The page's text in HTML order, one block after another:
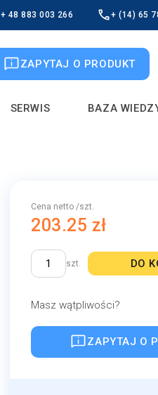
+ 48 883 003 266 + (14) 65
ZAPYTAJ O PRODUKT
SERWIS BAZA
Cena netto /szt.
203.25 zł
szt. DO
Masz wątpliwości?
ZAPYTAJ O